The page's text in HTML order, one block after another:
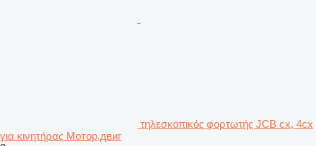
τηλεσκοπικός φορτωτής JCB cx, 4cx
για κινητήρας Мотор,двиг